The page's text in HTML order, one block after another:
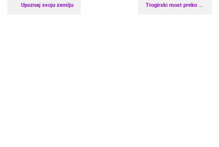
Upoznaj svoju zemlju